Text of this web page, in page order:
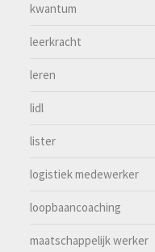
kwantum
leerkracht
leren
lidl
lister
logistiek medewerker
loopbaancoaching
maatschappelijk werker